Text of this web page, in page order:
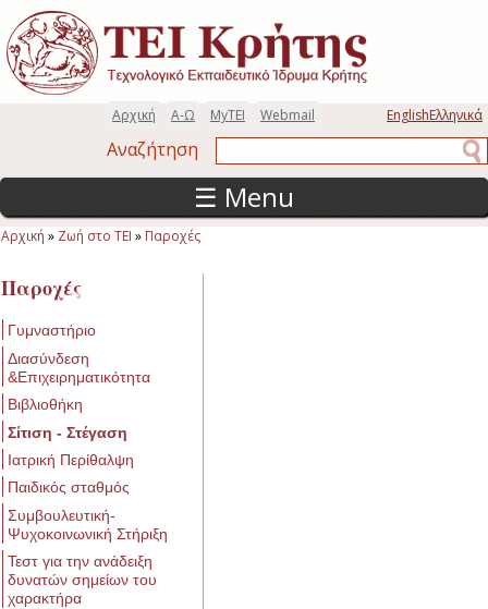
Παράκαμψη προς το κυρίως περιεχόμενο
EnglishΕλληνικά
Webmail
MyTEI
Α-Ω
Αρχική
Αναζήτηση
☰ Menu
Αρχική » Ζωή στο ΤΕΙ » Παροχές
Παροχές
Γυμναστήριο
Διασύνδεση
&Επιχειρηματικότητα
Βιβλιοθήκη
Σίτιση - Στέγαση
Ιατρική Περίθαλψη
Παιδικός σταθμός
Συμβουλευτική-
Ψυχοκοινωνική Στήριξη
Τεστ για την ανάδειξη
δυνατών σημείων του
χαρακτήρα